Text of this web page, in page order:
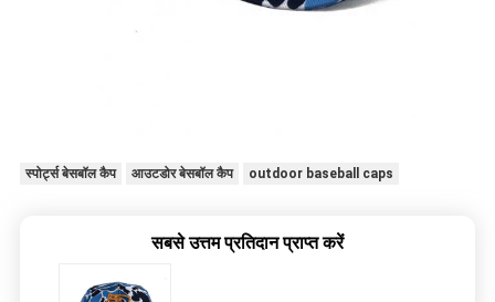
स्पोर्ट्स बेसबॉल कैप आउटडोर बेसबॉल कैप outdoor baseball caps
सबसे उत्तम प्रतिदान प्राप्त करें